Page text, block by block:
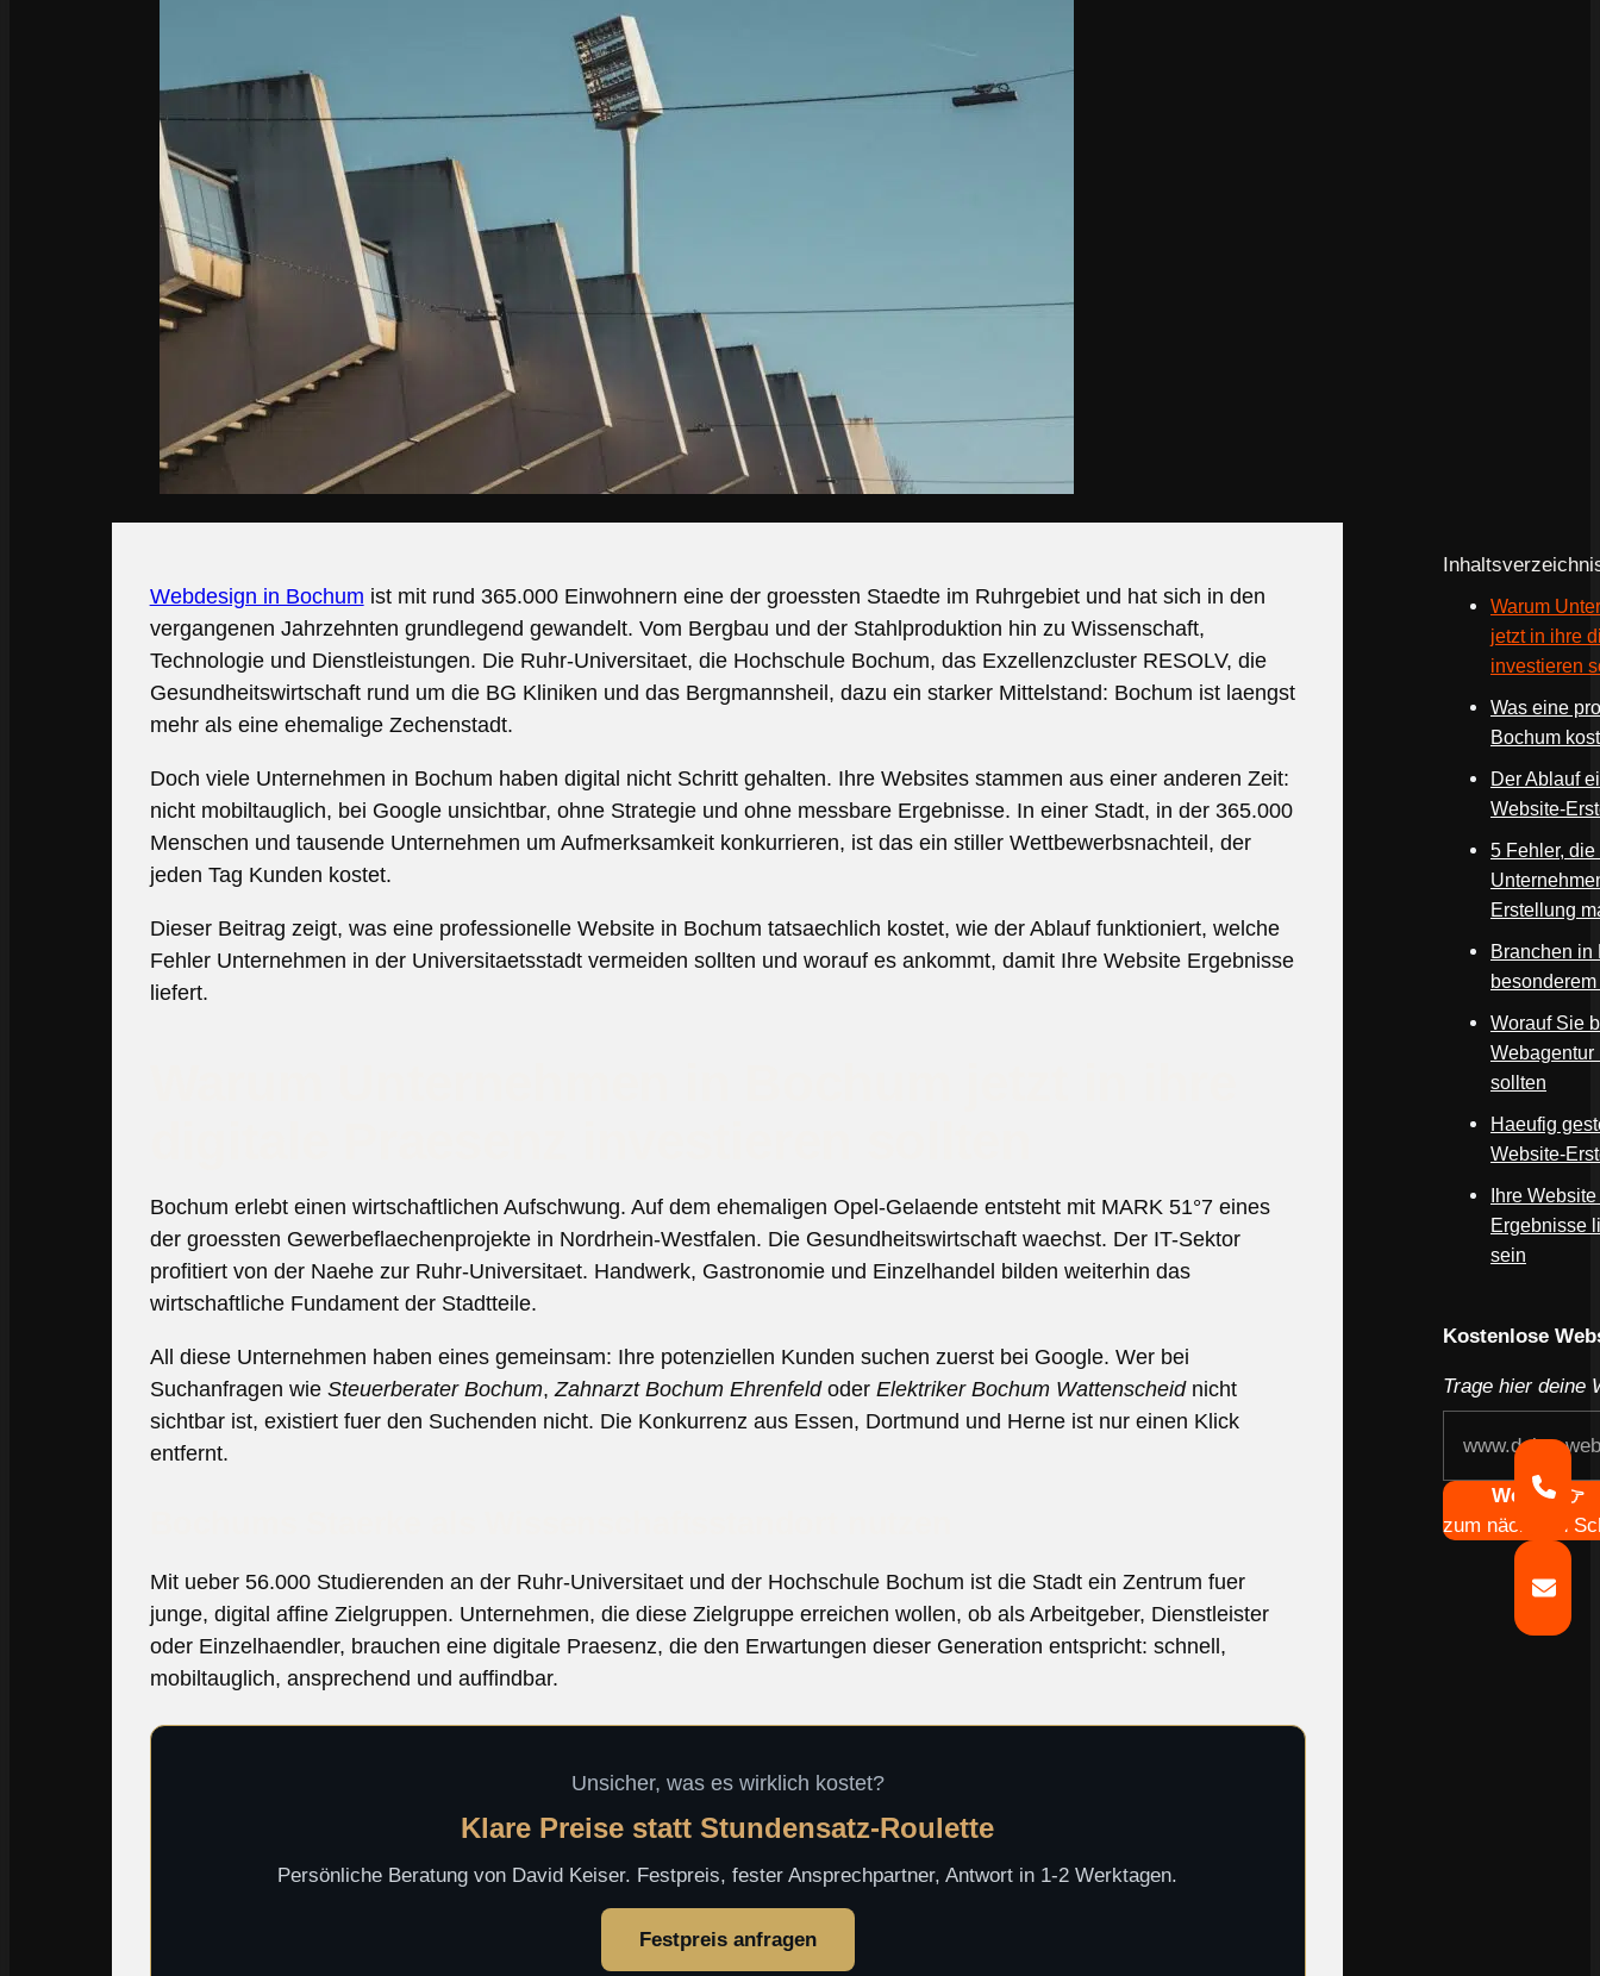
Webdesign in Bochum ist mit rund 365.000 Einwohnern eine der groessten Staedte im Ruhrgebiet und hat sich in den
vergangenen Jahrzehnten grundlegend gewandelt. Vom Bergbau und der Stahlproduktion hin zu Wissenschaft,
Technologie und Dienstleistungen. Die Ruhr-Universitaet, die Hochschule Bochum, das Exzellenzcluster RESOLV, die
Gesundheitswirtschaft rund um die BG Kliniken und das Bergmannsheil, dazu ein starker Mittelstand: Bochum ist laengst
mehr als eine ehemalige Zechenstadt.
Doch viele Unternehmen in Bochum haben digital nicht Schritt gehalten. Ihre Websites stammen aus einer anderen Zeit:
nicht mobiltauglich, bei Google unsichtbar, ohne Strategie und ohne messbare Ergebnisse. In einer Stadt, in der 365.000
Menschen und tausende Unternehmen um Aufmerksamkeit konkurrieren, ist das ein stiller Wettbewerbsnachteil, der
jeden Tag Kunden kostet.
Dieser Beitrag zeigt, was eine professionelle Website in Bochum tatsaechlich kostet, wie der Ablauf funktioniert, welche
Fehler Unternehmen in der Universitaetsstadt vermeiden sollten und worauf es ankommt, damit Ihre Website Ergebnisse
liefert.
Bochum erlebt einen wirtschaftlichen Aufschwung. Auf dem ehemaligen Opel-Gelaende entsteht mit MARK 51°7 eines
der groessten Gewerbeflaechenprojekte in Nordrhein-Westfalen. Die Gesundheitswirtschaft waechst. Der IT-Sektor
profitiert von der Naehe zur Ruhr-Universitaet. Handwerk, Gastronomie und Einzelhandel bilden weiterhin das
wirtschaftliche Fundament der Stadtteile.
All diese Unternehmen haben eines gemeinsam: Ihre potenziellen Kunden suchen zuerst bei Google. Wer bei
Suchanfragen wie Steuerberater Bochum, Zahnarzt Bochum Ehrenfeldoder Elektriker Bochum Wattenscheidnicht
sichtbar ist, existiert fuer den Suchenden nicht. Die Konkurrenz aus Essen, Dortmund und Herne ist nur einen Klick
entfernt.
Mit ueber 56.000 Studierenden an der Ruhr-Universitaet und der Hochschule Bochum ist die Stadt ein Zentrum fuer
junge, digital affine Zielgruppen. Unternehmen, die diese Zielgruppe erreichen wollen, ob als Arbeitgeber, Dienstleister
oder Einzelhaendler, brauchen eine digitale Praesenz, die den Erwartungen dieser Generation entspricht: schnell,
mobiltauglich, ansprechend und auffindbar.
Unsicher, was es wirklich kostet?
Klare Preise statt Stundensatz-Roulette
Persönliche Beratung von David Keiser. Festpreis, fester Ansprechpartner, Antwort in 1-2 Werktagen.
Festpreis anfragen
Warum
jetzt in ihre
investieren
Was eine
Bochum
Der Ablauf
Website-
5 Fehler,
Erstellung
Branchen in
Worauf Sie
Webagentur
sollten
Haeufig
Website-
Ihre
Ergebnisse
sein
Kostenlose
Trage hier deine
NavigationWeiter 👉
zum nächsten